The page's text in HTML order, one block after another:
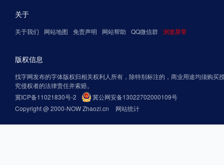
关于
关于我们 网站地图 免责声明 网站帮助 QQ微信群 浏览异常
版权信息
找字网发布的字体版权归相关权利人所有，除特别标注的，商业用途均须购买
究侵权者的法律责任并索赔。
冀ICP备11021830号-2
冀公网安备13022702000109号
Copyright @ 2000-NOW Zhaozi.cn
网站统计